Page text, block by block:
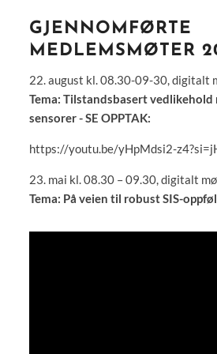
GJENNOMFØRTE
MEDLEMSMØTER
22. august kl. 08.30-09-30, digitalt
Tema: Tilstandsbasert
sensorer - SE OPPTAK:
https://youtu.be/yHpMdsi2-
23. mai kl. 08.30 – 09.30, digitalt
Tema: På veien til robust SIS-